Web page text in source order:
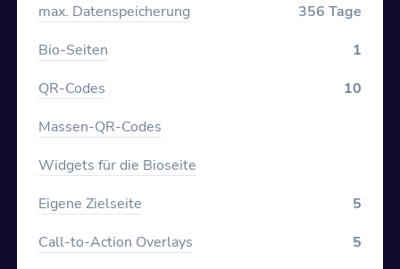
max. Datenspeicherung
356 Tage
Bio-Seiten
1
QR-Codes
10
Massen-QR-Codes
Widgets für die Bioseite
Eigene Zielseite
5
Call-to-Action Overlays
5